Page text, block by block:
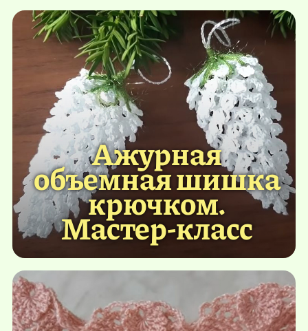
Ажурная
объемная шишка
крючком.
Мастер-класс